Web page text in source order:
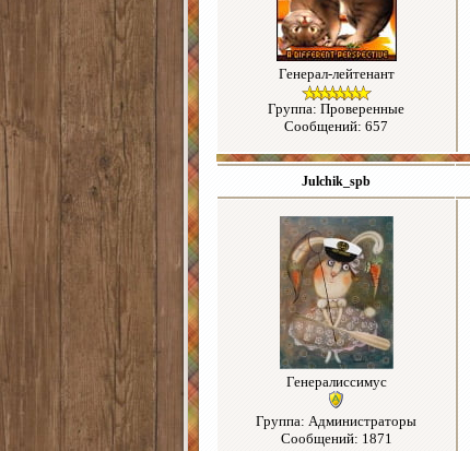
Генерал-лейтенант
Группа: Проверенные
Сообщений: 657
Julchik_spb
Генералиссимус
Группа: Администраторы
Сообщений: 1871